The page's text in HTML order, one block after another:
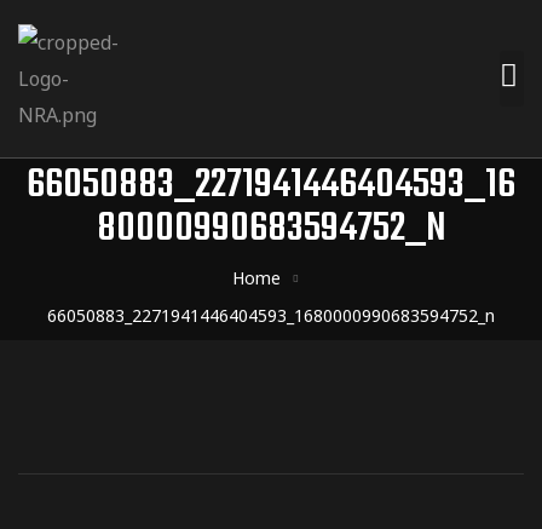
66050883_2271941446404593_16
80000990683594752_N
Home
66050883_2271941446404593_1680000990683594752_n